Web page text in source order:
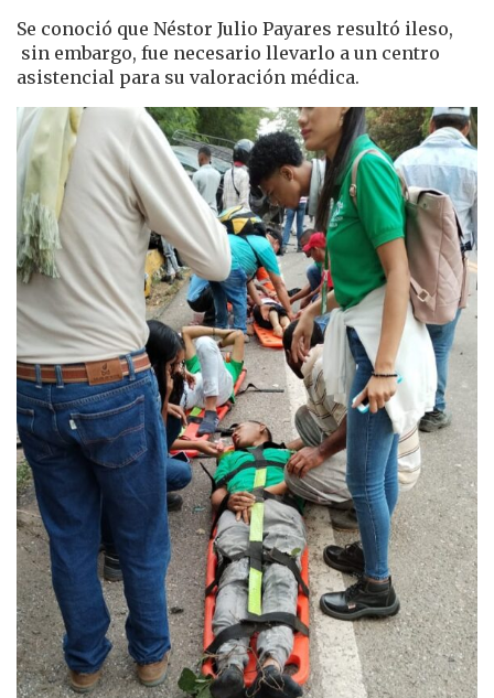
Se conoció que Néstor Julio Payares resultó ileso,
sin embargo, fue necesario llevarlo a un centro
asistencial para su valoración médica.